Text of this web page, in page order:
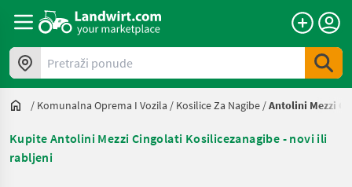
Pretraži ponude
/ Komunalna Oprema I Vozila / Kosilice Za Nagibe /Antolini Mezzi
Kupite Antolini Mezzi Cingolati Kosilicezanagibe - novi ili
rabljeni